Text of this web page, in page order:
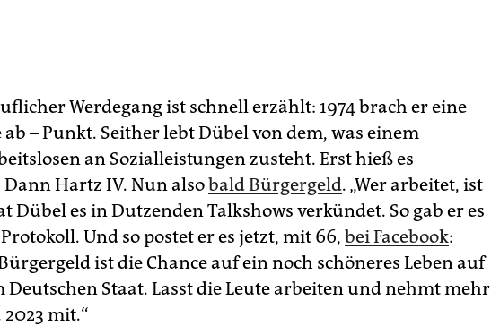
Werdegang ist schnell erzählt: 1974 brach er eine
– Punkt. Seither lebt Dübel von dem, was einem
an Sozialleistungen zusteht. Erst hieß es
Hartz IV. Nun alsobald Bürgergeld. „Wer arbeitet, ist
Dübel es in Dutzenden Talkshows verkündet. So gab er es
Und so postet er es jetzt, mit 66, bei Facebook:
ist die Chance auf ein noch schöneres Leben auf
Deutschen Staat. Lasst die Leute arbeiten und nehmt mehr
2023 mit.“